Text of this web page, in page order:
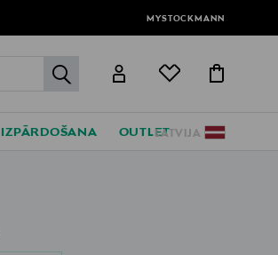
MYSTOCKMANN
label.header.go
LATVIJA
IZPĀRDOŠANA OUTLET